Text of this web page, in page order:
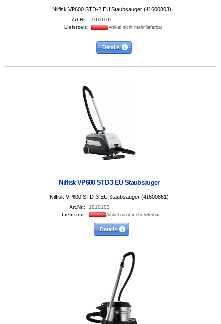
Nilfisk VP600 STD-2 EU Staubsauger (41600803)
Art.Nr.:
1010102
Lieferzeit:
Artikel nicht mehr lieferbar
Details
Nilfisk VP600 STD-3 EU Staubsauger
Nilfisk VP600 STD-3 EU Staubsauger (41600861)
Art.Nr.:
1010103
Lieferzeit:
Artikel nicht mehr lieferbar
Details